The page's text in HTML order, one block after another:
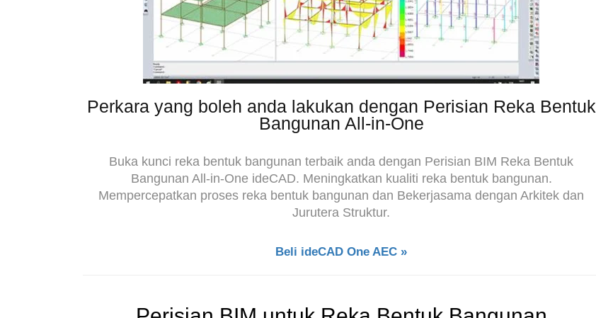
Perkara yang boleh anda lakukan dengan Perisian Reka Bentuk
Bangunan All-in-One
Buka kunci reka bentuk bangunan terbaik anda dengan Perisian BIM Reka Bentuk
Bangunan All-in-One ideCAD. Meningkatkan kualiti reka bentuk bangunan.
Mempercepatkan proses reka bentuk bangunan dan Bekerjasama dengan Arkitek dan
Jurutera Struktur.
Beli ideCAD One AEC »